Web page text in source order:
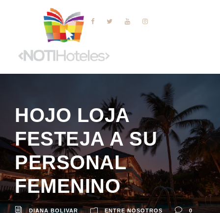
HOJO LOJA
FESTEJA A SU
PERSONAL
FEMENINO
DIANA BOLIVAR ENTRE NOSOTROS 0